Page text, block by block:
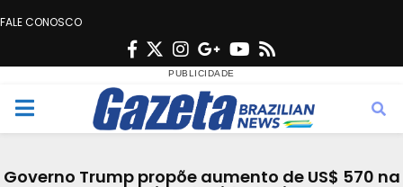
FALE CONOSCO
F
c
e
T
w
i
t
n
s
t
G
o
o
g
Y
u
t
s
M
Governo Trump propõe aumento de US$ 570 na